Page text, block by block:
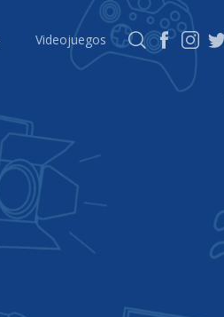
Videojuegos